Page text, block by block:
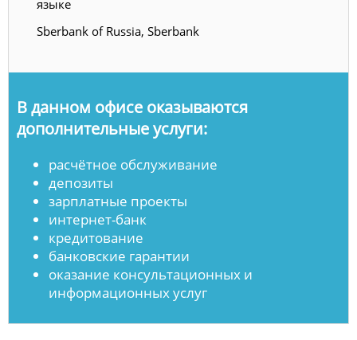
языке
Sberbank of Russia, Sberbank
В данном офисе оказываются
дополнительные услуги:
расчётное обслуживание
депозиты
зарплатные проекты
интернет-банк
кредитование
банковские гарантии
оказание консультационных и
информационных услуг